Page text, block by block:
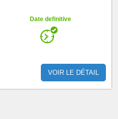
Date definitive
VOIR LE DÉTAIL